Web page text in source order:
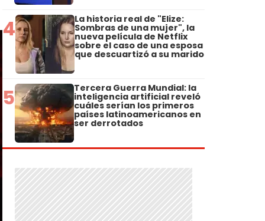
4 La historia real de "Elize:
Sombras de una mujer", la
nueva película de Netflix
sobre el caso de una esposa
que descuartizó a su marido
5 Tercera Guerra Mundial: la
inteligencia artificial reveló
cuáles serían los primeros
países latinoamericanos en
ser derrotados